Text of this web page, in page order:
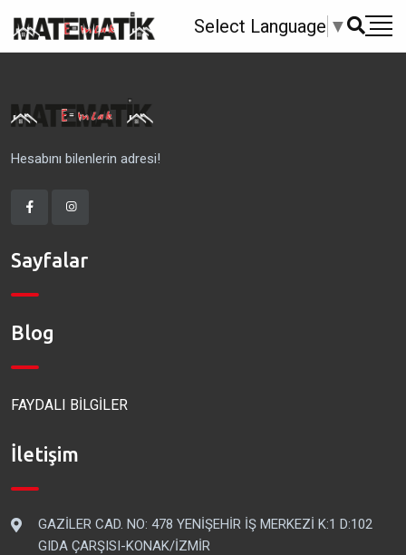
Select Language ▼
Hesabını bilenlerin adresi!
Sayfalar
Blog
FAYDALI BİLGİLER
İletişim
GAZİLER CAD. NO: 478 YENİŞEHİR İŞ MERKEZİ K:1 D:102
GIDA ÇARŞISI-KONAK/İZMİR